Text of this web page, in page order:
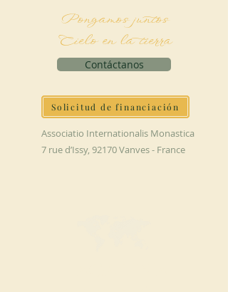
Pongamos juntos
Cielo en la tierra
Contáctanos
Solicitud de financiación
Associatio Internationalis Monastica
7 rue d’Issy, 92170 Vanves - France